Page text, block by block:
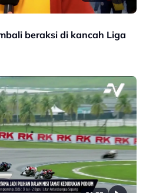
beraksi di kancah Liga